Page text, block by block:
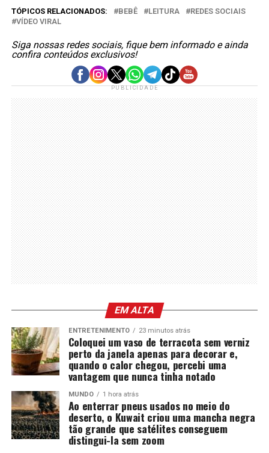
TÓPICOS RELACIONADOS: BEBÊ LEITURA
REDES SOCIAIS
VÍDEO VIRAL
Siga nossas redes sociais, fique bem informado e ainda
confira conteúdos exclusivos!
PUBLICIDADE
EM ALTA
ENTRETENIMENTO 23 minutos atrás
Coloquei um vaso de terracota sem verniz
perto da janela apenas para decorar e,
quando o calor chegou, percebi uma
vantagem que nunca tinha notado
MUNDO 1 hora atrás
Ao enterrar pneus usados no meio do
deserto, o Kuwait criou uma mancha negra
tão grande que satélites conseguem
distingui-la sem zoom